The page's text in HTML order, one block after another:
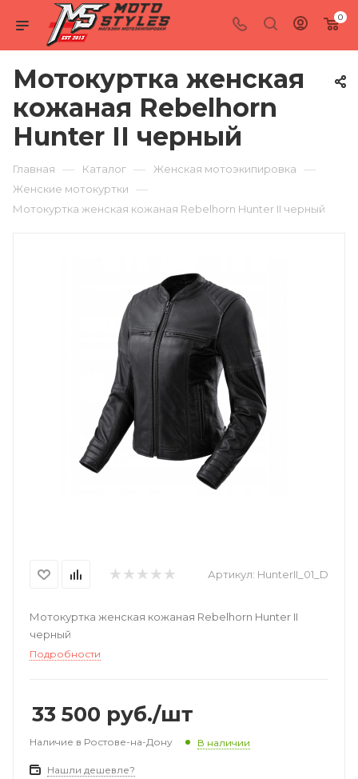
0
Мотокуртка женская
кожаная Rebelhorn
Hunter II черный
Главная — Каталог — Женская мотоэкипировка —
Женские мотокуртки —
Мотокуртка женская кожаная Rebelhorn Hunter II черный
Артикул: HunterII_01_D
Мотокуртка женская кожаная Rebelhorn Hunter II
черный
Подробности
33 500 руб./шт
Наличие в Ростове-на-Дону В наличии
Нашли дешевле?